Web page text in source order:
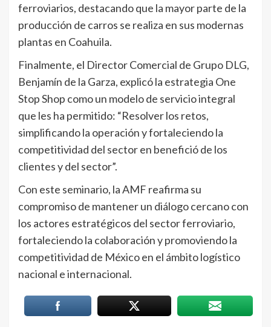
ferroviarios, destacando que la mayor parte de la
producción de carros se realiza en sus modernas
plantas en Coahuila.
Finalmente, el Director Comercial de Grupo DLG,
Benjamín de la Garza, explicó la estrategia One
Stop Shop como un modelo de servicio integral
que les ha permitido: “Resolver los retos,
simplificando la operación y fortaleciendo la
competitividad del sector en benefició de los
clientes y del sector”.
Con este seminario, la AMF reafirma su
compromiso de mantener un diálogo cercano con
los actores estratégicos del sector ferroviario,
fortaleciendo la colaboración y promoviendo la
competitividad de México en el ámbito logístico
nacional e internacional.